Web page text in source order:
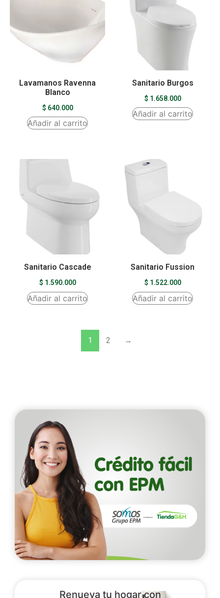
Lavamanos Ravenna
Blanco
$ 640.000
Añadir al carrito
Sanitario Burgos
$ 1.658.000
Añadir al carrito
Sanitario Cascade
$ 1.590.000
Añadir al carrito
Sanitario Fussion
$ 1.522.000
Añadir al carrito
1 2 →
Renueva tu hogar con